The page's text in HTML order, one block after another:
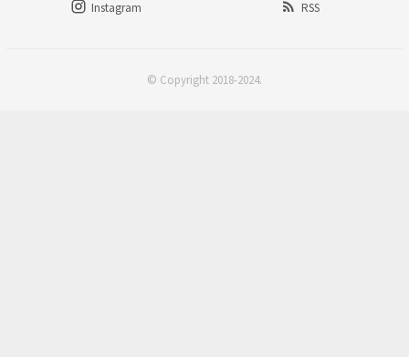
Instagram
RSS
© Copyright 2018-2024.